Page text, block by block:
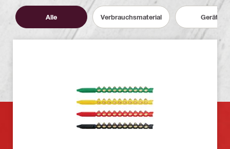
Alle Verbrauchsmaterial Geräte